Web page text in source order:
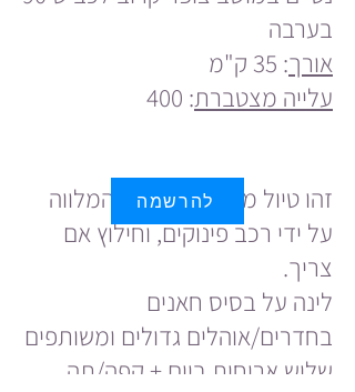
בערבה
אורך: 35 ק"מ
עלייה מצטברת: 400
זהו טיול מאורגן ומודרך, המלווה
על ידי רכב פינוקים, וחילוץ אם
צריך.
לינה על בסיס חאנים
בחדרים/אוהלים גדולים ומשותפים
שלוש ארוחות ביום + קפה/תה
להרשמה